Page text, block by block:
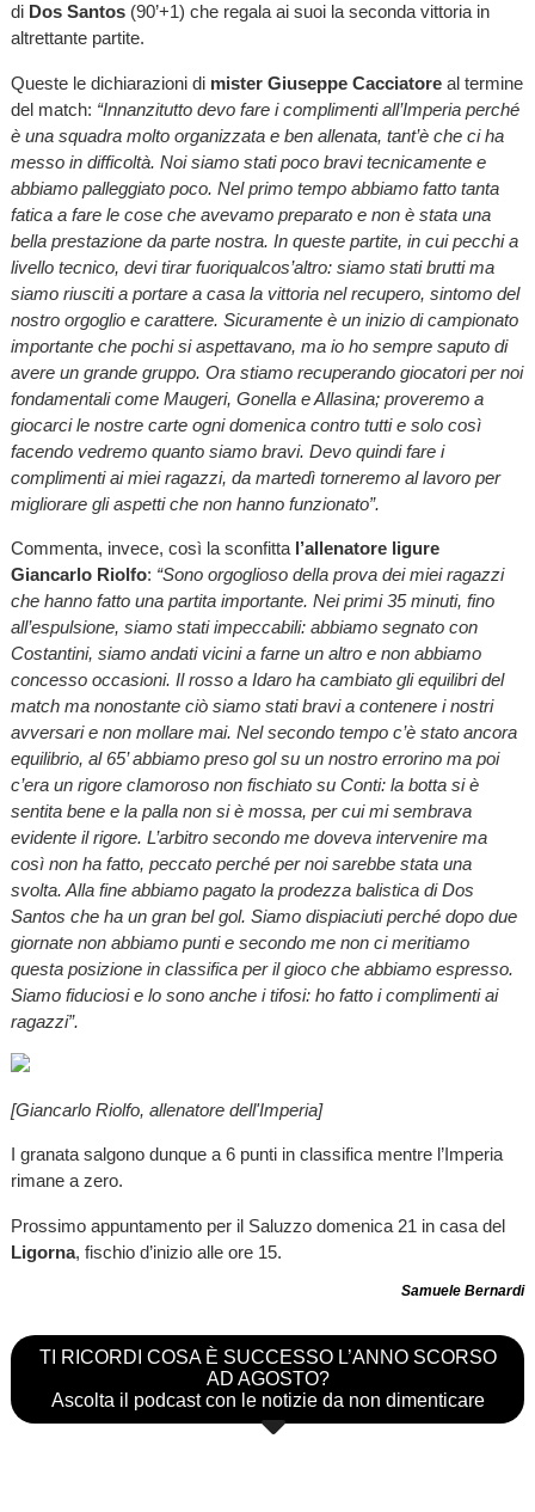
di Dos Santos(90’+1) che regala ai suoi la seconda vittoria in
altrettante partite.
Queste le dichiarazioni di mister Giuseppe Cacciatoreal termine
del match: “Innanzitutto devo fare i complimenti all’Imperia perché
è una squadra molto organizzata e ben allenata, tant’è che ci ha
messo in difficoltà. Noi siamo stati poco bravi tecnicamente e
abbiamo palleggiato poco. Nel primo tempo abbiamo fatto tanta
fatica a fare le cose che avevamo preparato e non è stata una
bella prestazione da parte nostra. In queste partite, in cui pecchi a
livello tecnico, devi tirar fuoriqualcos’altro: siamo stati brutti ma
siamo riusciti a portare a casa la vittoria nel recupero, sintomo del
nostro orgoglio e carattere. Sicuramente è un inizio di campionato
importante che pochi si aspettavano, ma io ho sempre saputo di
avere un grande gruppo. Ora stiamo recuperando giocatori per noi
fondamentali come Maugeri, Gonella e Allasina; proveremo a
giocarci le nostre carte ogni domenica contro tutti e solo così
facendo vedremo quanto siamo bravi. Devo quindi fare i
complimenti ai miei ragazzi, da martedì torneremo al lavoro per
migliorare gli aspetti che non hanno funzionato”.
Commenta, invece, così la sconfittal’allenatore ligure
Giancarlo Riolfo: “Sono orgoglioso della prova dei miei ragazzi
che hanno fatto una partita importante. Nei primi 35 minuti, fino
all’espulsione, siamo stati impeccabili: abbiamo segnato con
Costantini, siamo andati vicini a farne un altro e non abbiamo
concesso occasioni. Il rosso a Idaro ha cambiato gli equilibri del
match ma nonostante ciò siamo stati bravi a contenere i nostri
avversari e non mollare mai. Nel secondo tempo c’è stato ancora
equilibrio, al 65’ abbiamo preso gol su un nostro errorino ma poi
c’era un rigore clamoroso non fischiato su Conti: la botta si è
sentita bene e la palla non si è mossa, per cui mi sembrava
evidente il rigore. L’arbitro secondo me doveva intervenire ma
così non ha fatto, peccato perché per noi sarebbe stata una
svolta. Alla fine abbiamo pagato la prodezza balistica di Dos
Santos che ha un gran bel gol. Siamo dispiaciuti perché dopo due
giornate non abbiamo punti e secondo me non ci meritiamo
questa posizione in classifica per il gioco che abbiamo espresso.
Siamo fiduciosi e lo sono anche i tifosi: ho fatto i complimenti ai
ragazzi”.
[Giancarlo Riolfo, allenatore dell'Imperia]
I granata salgono dunque a 6 punti in classifica mentre l’Imperia
rimane a zero.
Prossimo appuntamento per il Saluzzo domenica 21 in casa del
Ligorna, fischio d’inizio alle ore 15.
Samuele Bernardi
TI RICORDI COSA È SUCCESSO L’ANNO SCORSO
AD AGOSTO?
Ascolta il podcast con le notizie da non dimenticare